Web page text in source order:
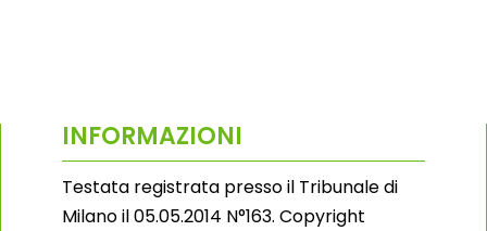
INFORMAZIONI
Testata registrata presso il Tribunale di
Milano il 05.05.2014 N°163. Copyright